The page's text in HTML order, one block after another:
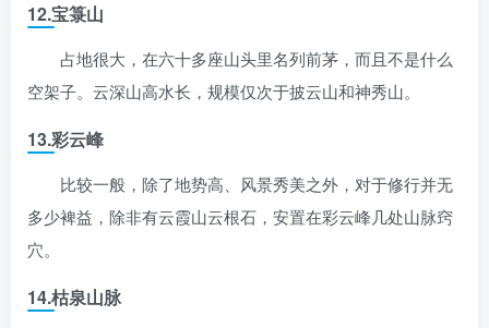
12.宝箓山
占地很大，在六十多座山头里名列前茅，而且不是什么
空架子。云深山高水长，规模仅次于披云山和神秀山。
13.彩云峰
比较一般，除了地势高、风景秀美之外，对于修行并无
多少裨益，除非有云霞山云根石，安置在彩云峰几处山脉窍
穴。
14.枯泉山脉